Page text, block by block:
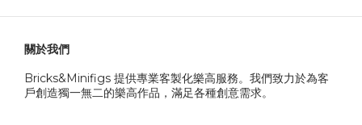
關於我們
Bricks&Minifigs 提供專業客製化樂高服務。我們致力於為客
戶創造獨一無二的樂高作品，滿足各種創意需求。